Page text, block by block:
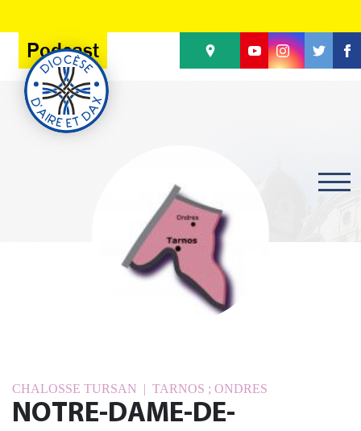
Podcast
CHALOSSE TURSAN | TARNOS ; ONDRES
NOTRE-DAME-DE-